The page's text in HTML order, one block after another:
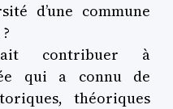
d’une commune
contribuer à
qui a connu de
théoriques